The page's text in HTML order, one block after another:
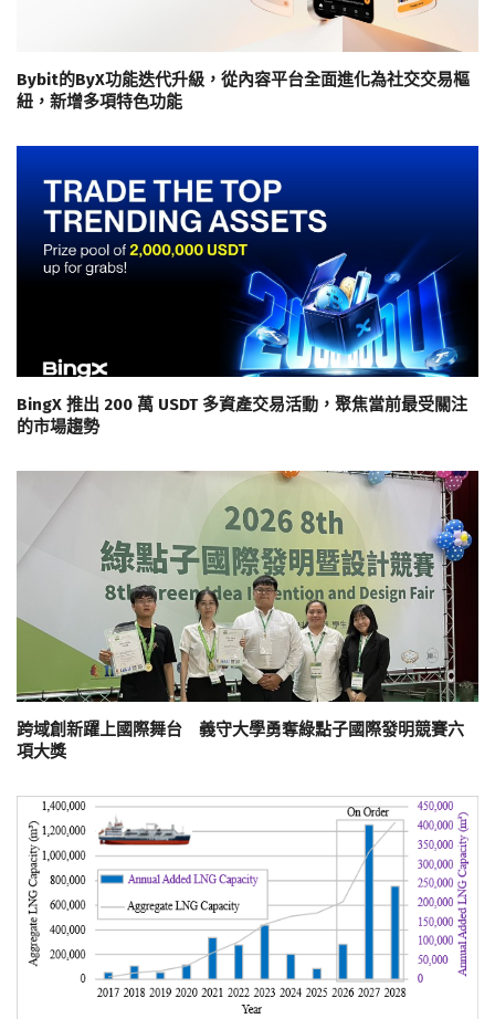
Bybit的ByX功能迭代升級，從內容平台全面進化為社交交易樞
紐，新增多項特色功能
BingX 推出 200 萬 USDT 多資產交易活動，聚焦當前最受關注
的市場趨勢
跨域創新躍上國際舞台 義守大學勇奪綠點子國際發明競賽六
項大獎